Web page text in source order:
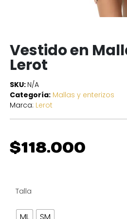
Vestido en
Lerot
SKU: N/A
Categoría: Mallas y enterizos
Marca: Lerot
$118.000
Talla